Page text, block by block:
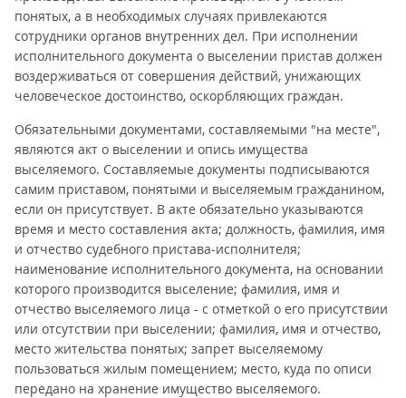
понятых, а в необходимых случаях привлекаются
сотрудники органов внутренних дел. При исполнении
исполнительного документа о выселении пристав должен
воздерживаться от совершения действий, унижающих
человеческое достоинство, оскорбляющих граждан.
Обязательными документами, составляемыми "на месте",
являются акт о выселении и опись имущества
выселяемого. Составляемые документы подписываются
самим приставом, понятыми и выселяемым гражданином,
если он присутствует. В акте обязательно указываются
время и место составления акта; должность, фамилия, имя
и отчество судебного пристава-исполнителя;
наименование исполнительного документа, на основании
которого производится выселение; фамилия, имя и
отчество выселяемого лица - с отметкой о его присутствии
или отсутствии при выселении; фамилия, имя и отчество,
место жительства понятых; запрет выселяемому
пользоваться жилым помещением; место, куда по описи
передано на хранение имущество выселяемого.